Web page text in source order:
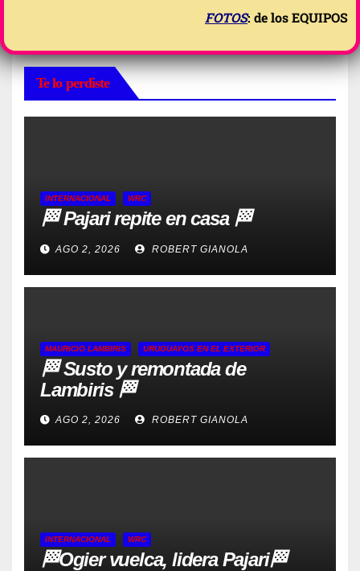
FOTOS: de los EQUIPOS
Te lo perdiste
INTERNACIONAL WRC
🏁 Pajari repite en casa 🏁
AGO 2, 2026 ROBERT GIANOLA
MAURICIO LAMBIRIS URUGUAYOS EN EL EXTERIOR
🏁 Susto y remontada de
Lambiris 🏁
AGO 2, 2026 ROBERT GIANOLA
INTERNACIONAL WRC
🏁Ogier vuelca, lidera Pajari🏁